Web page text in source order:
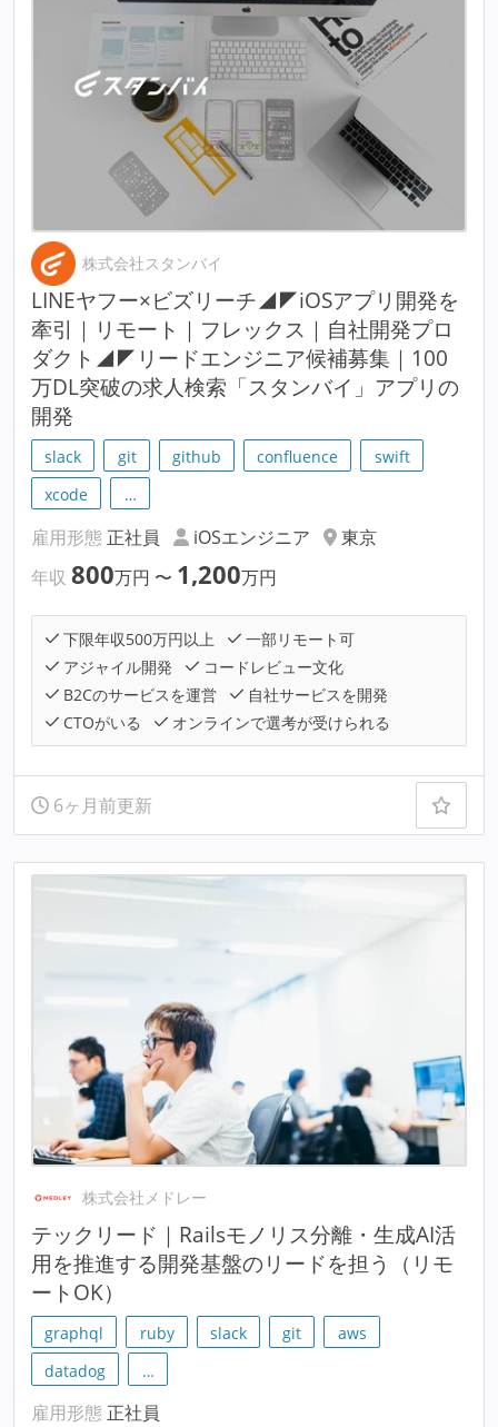
株式会社スタンバイ
LINEヤフー×ビズリーチ◢◤iOSアプリ開発を
牽引｜リモート｜フレックス｜自社開発プロ
ダクト◢◤リードエンジニア候補募集｜100
万DL突破の求人検索「スタンバイ」アプリの
開発
slack git github confluence
swift
xcode
…
雇用形態 正社員 iOSエンジニア
東京
年収 800万円 〜 1,200万円
下限年収500万円以上
一部リモート可
アジャイル開発
コードレビュー文化
B2Cのサービスを運営
自社サービスを開発
CTOがいる
オンラインで選考が受けられる
6ヶ月前更新
株式会社メドレー
テックリード｜Railsモノリス分離・生成AI活
用を推進する開発基盤のリードを担う（リモ
ートOK）
graphql ruby slack git
aws
datadog
…
雇用形態 正社員